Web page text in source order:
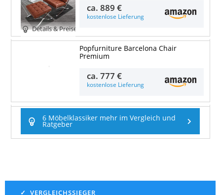
Details & Preise
ca.889 €
kostenlose Lieferung
Popfurniture Barcelona Chair
Premium
ca.777 €
kostenlose Lieferung
6 Möbelklassiker mehr im Vergleich und
Ratgeber